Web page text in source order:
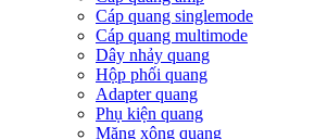
Cáp quang singlemode
Cáp quang multimode
Dây nhảy quang
Hộp phối quang
Adapter quang
Phụ kiện quang
Măng xông quang